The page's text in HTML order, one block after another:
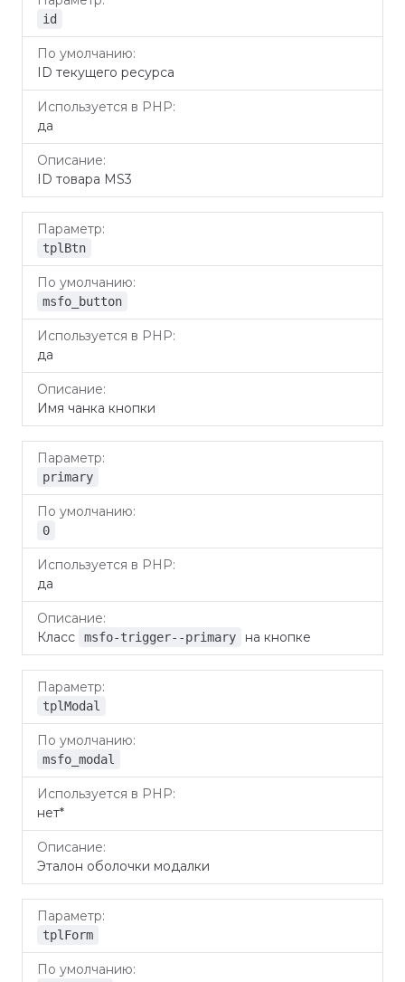
Параметр
id
ID текущего ресурса
да
ID товара MS3
tplBtn
msfo_button
да
Имя чанка кнопки
primary
0
да
Класс msfo-trigger--primary на кнопке
tplModal
msfo_modal
нет*
Эталон оболочки модалки
tplForm